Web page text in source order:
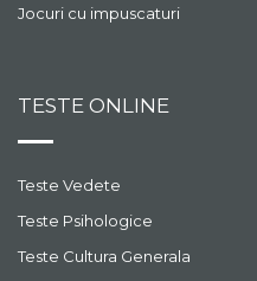
Jocuri cu impuscaturi
TESTE ONLINE
Teste Vedete
Teste Psihologice
Teste Cultura Generala